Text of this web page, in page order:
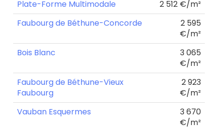
Plate-Forme Multimodale
2 512 €/m²
Faubourg de Béthune-Concorde
2 595
€/m²
Bois Blanc
3 065
€/m²
Faubourg de Béthune-Vieux
Faubourg
2 923
€/m²
Vauban Esquermes
3 670
€/m²